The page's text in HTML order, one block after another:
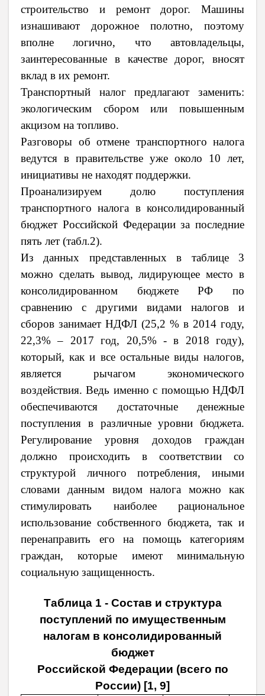
строительство и ремонт дорог. Машины
изнашивают дорожное полотно, поэтому
вполне логично, что автовладельцы,
заинтересованные в качестве дорог, вносят
вклад в их ремонт.
Транспортный налог предлагают заменить:
экологическим сбором или повышенным
акцизом на топливо.
Разговоры об отмене транспортного налога
ведутся в правительстве уже около 10 лет,
инициативы не находят поддержки.
Проанализируем долю поступления
транспортного налога в консолидированный
бюджет Российской Федерации за последние
пять лет (табл.2).
Из данных представленных в таблице 3
можно сделать вывод, лидирующее место в
консолидированном бюджете РФ по
сравнению с другими видами налогов и
сборов занимает НДФЛ (25,2 % в 2014 году,
22,3% – 2017 год, 20,5% - в 2018 году),
который, как и все остальные виды налогов,
является рычагом экономического
воздействия. Ведь именно с помощью НДФЛ
обеспечиваются достаточные денежные
поступления в различные уровни бюджета.
Регулирование уровня доходов граждан
должно происходить в соответствии со
структурой личного потребления, иными
словами данным видом налога можно как
стимулировать наиболее рациональное
использование собственного бюджета, так и
перенаправить его на помощь категориям
граждан, которые имеют минимальную
социальную защищенность.
Таблица 1 - Состав и структура
поступлений по имущественным
налогам в консолидированный
бюджет
Российской Федерации (всего по
России) [1, 9]